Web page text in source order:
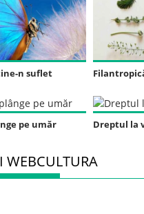
n suflet
pe umăr Dreptul la
WEBCULTURA